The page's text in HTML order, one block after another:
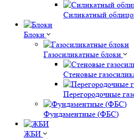
Силикатный
Блоки
Газосиликатные блоки
Стеновые
Перегородочные
Фундаментные (ФБС)
ЖБИ